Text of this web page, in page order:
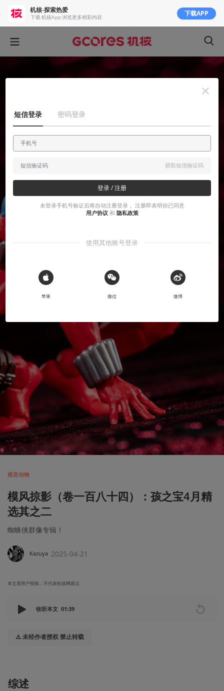
视觉动物
模风掠影（卷一百八十四）：孩之宝4月精
选其之二
蜘蛛侠群像专辑！
Kazuya 2025-04-21
本文系用户投稿，不代表机核网观点
收听本文 01:39
⚠️ 未经作者授权 禁止转载
综述
机核-探索热爱
下载 机核App 浏览更多精彩内容 下载APP
短信登录 密码登录
获取短信验证码
登录 / 注册
未登录手机号验证后将自动注册登录， 注册即表明你已同意
用户协议 和 隐私政策
使用其他账号登录
 Sign in with Apple
苹果 微信 微博